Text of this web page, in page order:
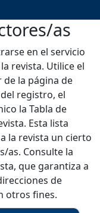
as
en el servicio
revista. Utilice el
la página de
registro, el
la Tabla de
Esta lista
la revista un cierto
as. Consulte la
que garantiza a
de
otros fines.